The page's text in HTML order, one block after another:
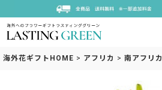
海外花ギフトHOME > アフリカ > 南アフリカ